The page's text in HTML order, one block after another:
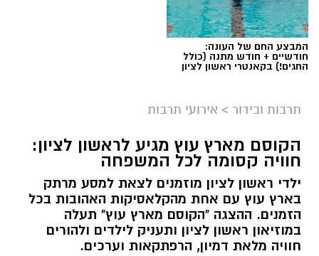
ליאור רז
על פי הודעת החברה, שני הפרקים שישודרו היום
(שני) מתמקדים באירועי הטבח וביום שבו פרצה
עליהם מבלי לפגוע בהבנת המשך העלילה.
-8 שישודרו השבוע מתבססים על אירועי 7
באוקטובר וכוללים תכנים, מראות וקולות שעלולים
להיות קשים לצפייה. חשוב לנו לומר: הפרקים הללו
המבצע החם של העונה:
חודשיים + חודש מתנה (כולל
החגים!) בקאנטרי ראשון לציון
תרבות ובידור > אירועי תרבות
הקוסם מארץ עוץ מגיע לראשון לציון:
חוויה קסומה לכל המשפחה
ילדי ראשון לציון מוזמנים לצאת למסע מרתק
בארץ עוץ עם אחת מהקלאסיקות האהובות בכל
הזמנים. ההצגה "הקוסם מארץ עוץ" תעלה
במוזיאון ראשון לציון ותעניק לילדים ולהורים
חוויה מלאת דמיון, הרפתקאות וערכים.